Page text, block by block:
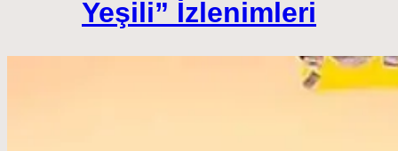
Yeşili” İzlenimleri